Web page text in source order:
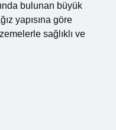
bulunan büyük
yapısına göre
sağlıklı ve